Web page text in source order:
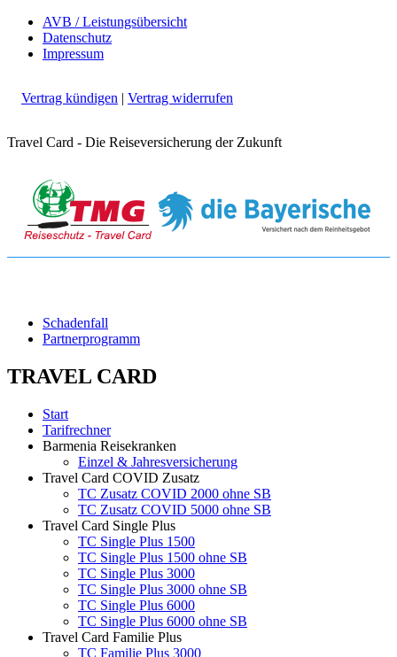
AVB / Leistungsübersicht
Datenschutz
Impressum
Vertrag kündigen | Vertrag widerrufen
Travel Card - Die Reiseversicherung der Zukunft
Schadenfall
Partnerprogramm
TRAVEL CARD
Start
Tarifrechner
Barmenia Reisekranken
Einzel & Jahresversicherung
Travel Card COVID Zusatz
TC Zusatz COVID 2000 ohne SB
TC Zusatz COVID 5000 ohne SB
Travel Card Single Plus
TC Single Plus 1500
TC Single Plus 1500 ohne SB
TC Single Plus 3000
TC Single Plus 3000 ohne SB
TC Single Plus 6000
TC Single Plus 6000 ohne SB
Travel Card Familie Plus
TC Familie Plus 3000